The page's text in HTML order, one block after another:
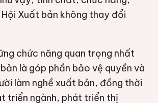
Xuất bản không thay đổi
chức năng quan trọng nhất
là góp phần bảo vệ quyền và
làm nghề xuất bản, đồng thời
triển ngành, phát triển thị